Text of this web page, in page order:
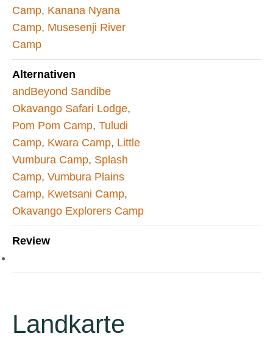
Camp, Kanana Nyana
Camp, Musesenji River
Camp
Alternativen
andBeyond Sandibe
Okavango Safari Lodge,
Pom Pom Camp, Tuludi
Camp, Kwara Camp, Little
Vumbura Camp, Splash
Camp, Vumbura Plains
Camp, Kwetsani Camp,
Okavango Explorers Camp
Review
Landkarte